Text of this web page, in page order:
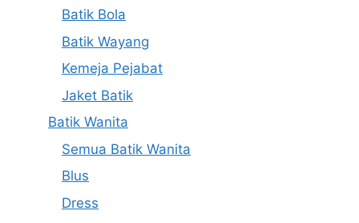
Batik Bola
Batik Wayang
Kemeja Pejabat
Jaket Batik
Batik Wanita
Semua Batik Wanita
Blus
Dress